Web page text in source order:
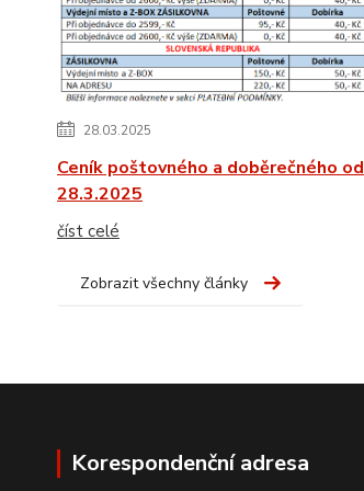
28.03.2025
Ceník poštovného a doběrečného od
28.3.2025
číst celé
Zobrazit všechny články
Korespondenční adresa